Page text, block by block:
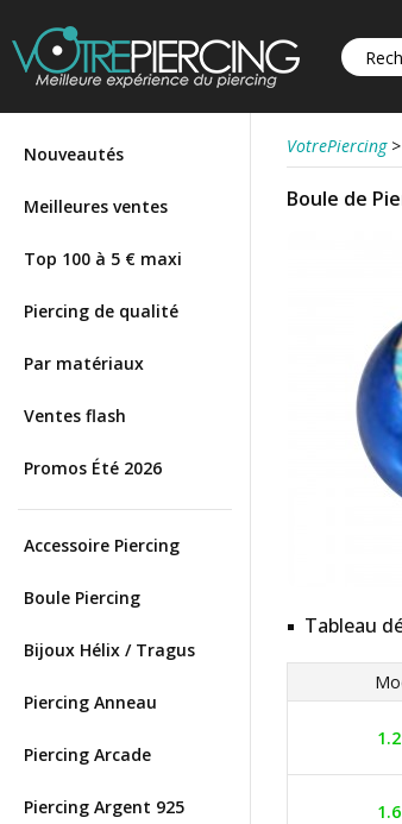
Nouveautés
Meilleures ventes
Top 100 à 5 € maxi
Piercing de qualité
Par matériaux
Ventes flash
Promos Été 2026
Accessoire Piercing
Boule Piercing
Bijoux Hélix / Tragus
Piercing Anneau
Piercing Arcade
Piercing Argent 925
VotrePiercing >
Boule de
Tableau